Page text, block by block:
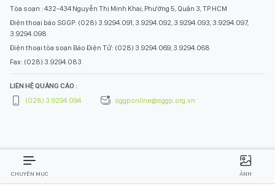
Tòa soạn : 432-434 Nguyễn Thị Minh Khai, Phường 5, Quận 3, TP.HCM
Điện thoại báo SGGP: (028) 3.9294.091, 3.9294.092, 3.9294.093, 3.9294.097,
3.9294.098
Điện thoại tòa soạn Báo Điện Tử: (028) 3.9294.069, 3.9294.068
Fax: (028) 3.9294.083
LIÊN HỆ QUẢNG CÁO :
(028) 3.9294.094
sggponline@sggp.org.vn
CHUYÊN MỤC ẢNH